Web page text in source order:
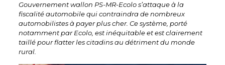
Gouvernement wallon PS-MR-Ecolo s’attaque à la
fiscalité automobile qui contraindra de nombreux
automobilistes à payer plus cher. Ce système, porté
notamment par Ecolo, est inéquitable et est clairement
taillé pour flatter les citadins au détriment du monde
rural.